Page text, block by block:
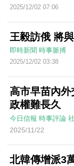
2025/12/02 07:06
王毅訪俄 將
即時新聞 時事脈搏
2025/12/02 03:38
高市早苗內
政權難長久
今日信報 時事評論
2025/11/22
北韓傳增派3